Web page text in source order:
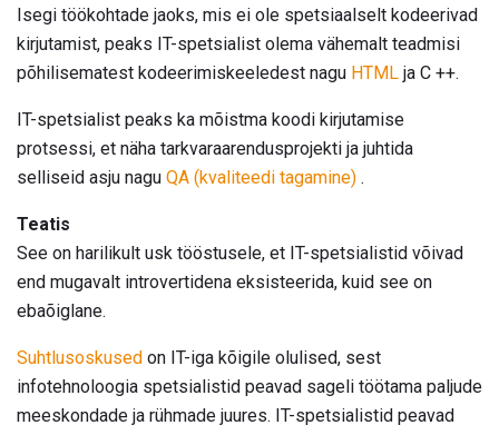
Isegi töökohtade jaoks, mis ei ole spetsiaalselt kodeerivad
kirjutamist, peaks IT-spetsialist olema vähemalt teadmisi
põhilisematest kodeerimiskeeledest nagu HTML ja C ++.
IT-spetsialist peaks ka mõistma koodi kirjutamise
protsessi, et näha tarkvaraarendusprojekti ja juhtida
selliseid asju nagu QA (kvaliteedi tagamine) .
Teatis
See on harilikult usk tööstusele, et IT-spetsialistid võivad
end mugavalt introvertidena eksisteerida, kuid see on
ebaõiglane.
Suhtlusoskused on IT-iga kõigile olulised, sest
infotehnoloogia spetsialistid peavad sageli töötama paljude
meeskondade ja rühmade juures. IT-spetsialistid peavad